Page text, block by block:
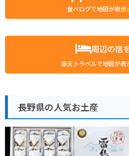
食べログで地図が表示
周辺の宿
楽天トラベルで地図が表
長野県の人気お土産